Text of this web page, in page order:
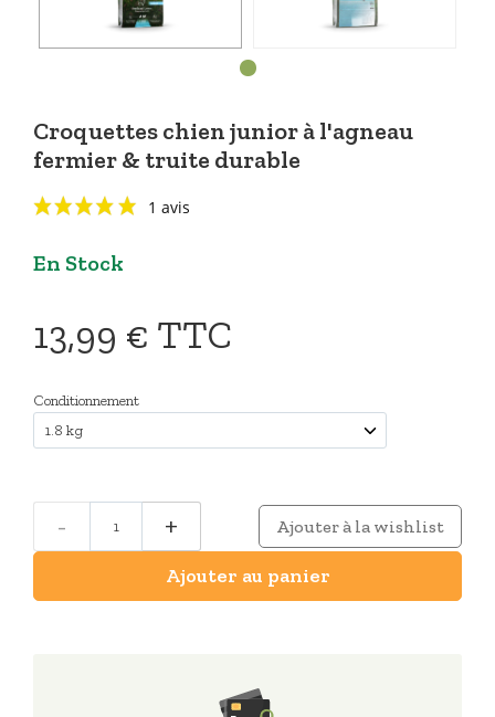
Croquettes chien junior à l'agneau
fermier & truite durable
En Stock
13,99 € TTC
Conditionnement
- +
Ajouter au panier
Ajouter à la wishlist